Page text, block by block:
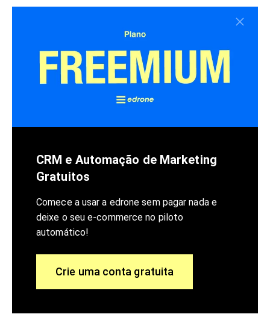
CRM e Automação de Marketing
Gratuitos
Comece a usar a edrone sem pagar nada e
deixe o seu e-commerce no piloto
automático!
Crie uma conta gratuita